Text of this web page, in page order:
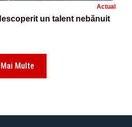
Actual
un talent nebănuit
Mai Multe